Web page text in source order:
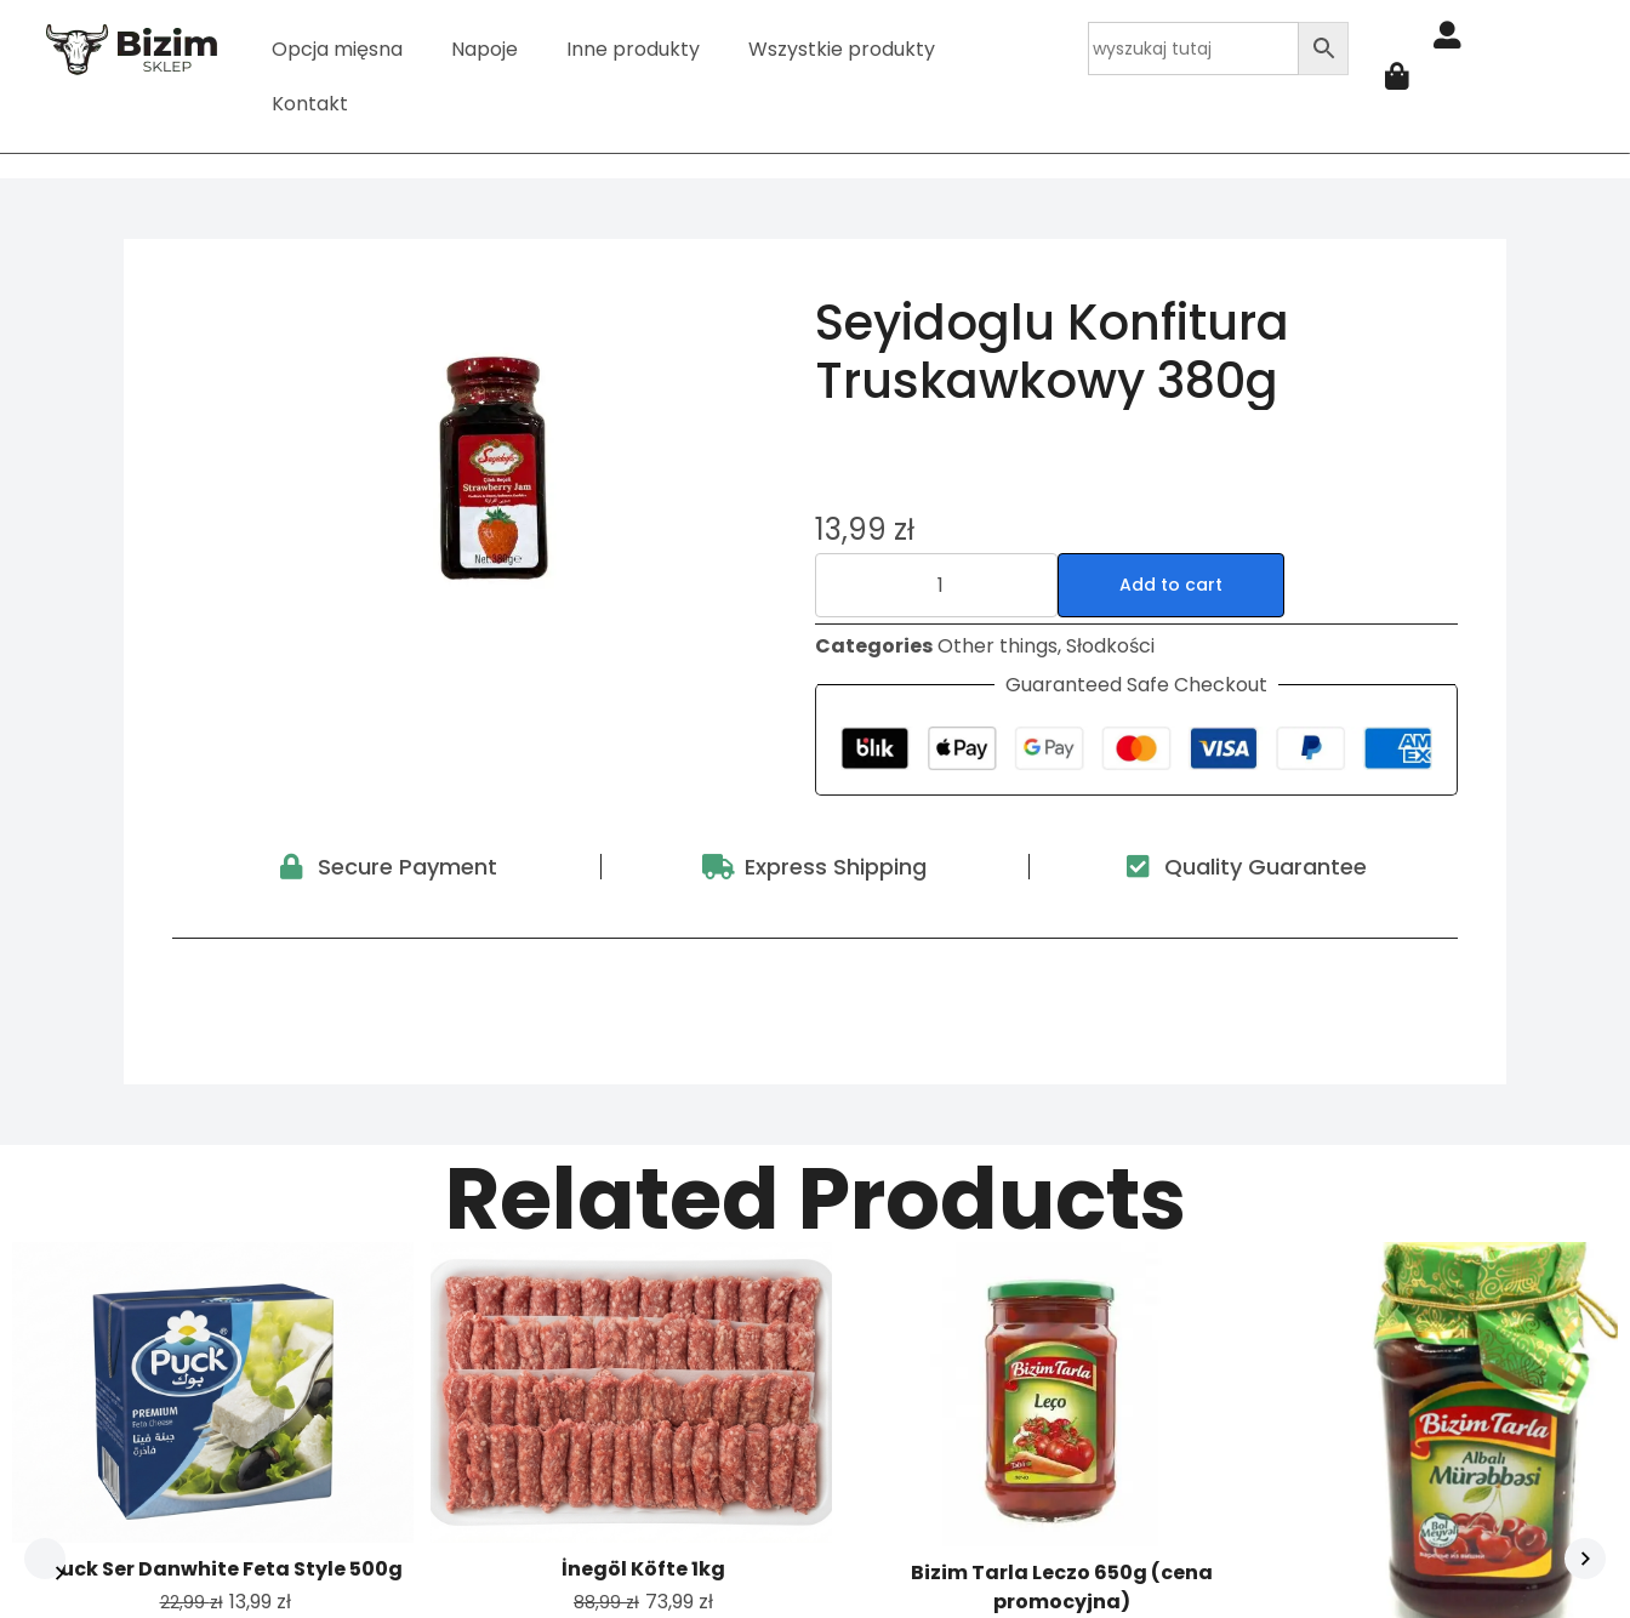
Opcja mięsna Napoje Inne produkty
Wszystkie produkty
Kontakt
Seyidoglu Konfitura
Truskawkowy 380g
13,99 zł
Add to cart
CategoriesOther things,Słodkości
Guaranteed Safe Checkout
Secure Payment Express Shipping Quality Guarantee
Related Products
Puck Ser Danwhite Feta Style 500g
22,99zł 13,99 zł
İnegöl Köfte 1kg
88,99zł 73,99 zł
Bizim Tarla Leczo 650g (cena
promocyjna)